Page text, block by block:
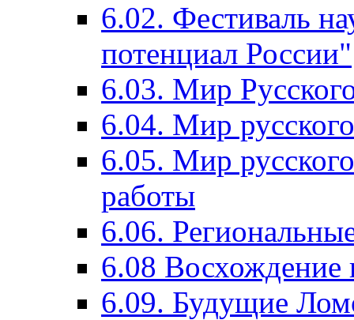
6.02. Фестиваль
потенциал России"
6.03. Мир
6.04. Мир
6.05. Мир
работы
6.06.
6.08 Восхождение
6.09. Будущие